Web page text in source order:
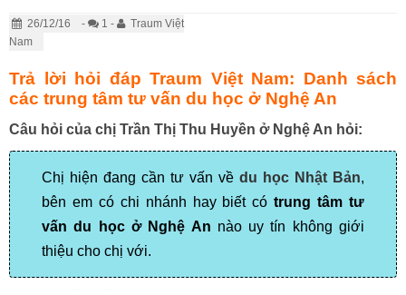
26/12/16 - 1 -
Traum Việt
Nam
Trả lời hỏi đáp Traum Việt Nam: Danh sách
các trung tâm tư vấn du học ở Nghệ An
Câu hỏi của chị Trần Thị Thu Huyền ở Nghệ An hỏi:
Chị hiện đang cần tư vấn về du học Nhật Bản,
bên em có chi nhánh hay biết cótrung tâm tư
vấn du học ở Nghệ An nào uy tín không giới
thiệu cho chị với.